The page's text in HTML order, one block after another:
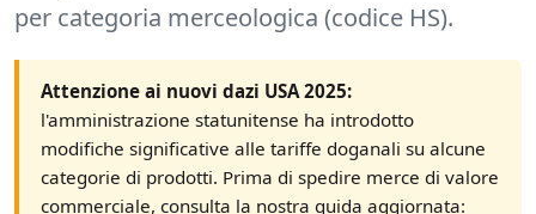
per categoria merceologica (codice HS).
Attenzione ai nuovi dazi USA 2025:
l'amministrazione statunitense ha introdotto
modifiche significative alle tariffe doganali su alcune
categorie di prodotti. Prima di spedire merce di valore
commerciale, consulta la nostra guida aggiornata: